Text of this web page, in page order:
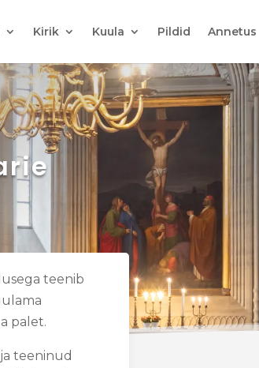
Kirik Kuula Pildid Annetus
teenib
palet.
teeninud